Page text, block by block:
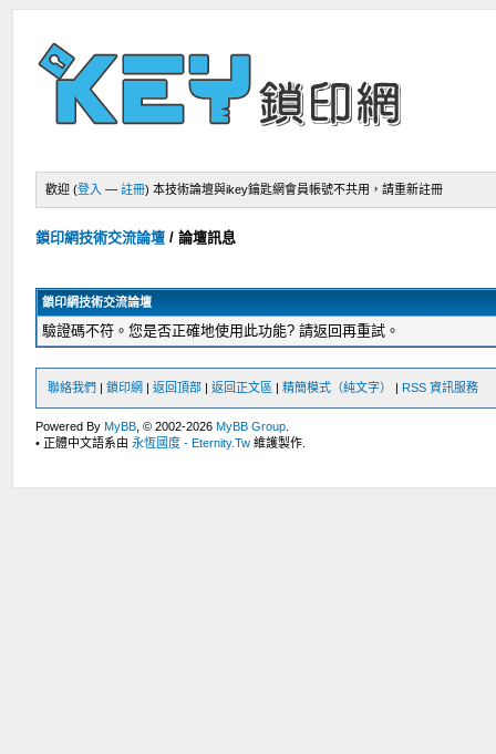
歡迎 (登入 —註冊) 本技術論壇與ikey鑰匙網會員帳號不共用，請重新註冊
鎖印網技術交流論壇 /論壇訊息
鎖印網技術交流論壇
驗證碼不符。您是否正確地使用此功能? 請返回再重試。
聯絡我們 |鎖印網 |返回頂部 |返回正文區 |精簡模式（純文字） | RSS 資訊服務
Powered ByMyBB , © 2002-2026MyBB Group
• 正體中文語系由永恆國度 - Eternity.Tw 維護製作.